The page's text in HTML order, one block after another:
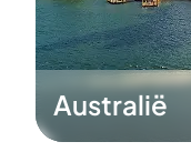
Australië